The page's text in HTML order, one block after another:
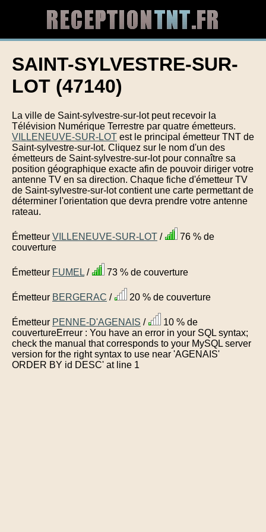
SAINT-SYLVESTRE-SUR-
LOT (47140)
La ville de Saint-sylvestre-sur-lot peut recevoir la
Télévision Numérique Terrestre par quatre émetteurs.
VILLENEUVE-SUR-LOT est le principal émetteur TNT de
Saint-sylvestre-sur-lot. Cliquez sur le nom d'un des
émetteurs de Saint-sylvestre-sur-lot pour connaître sa
position géographique exacte afin de pouvoir diriger votre
antenne TV en sa direction. Chaque fiche d'émetteur TV
de Saint-sylvestre-sur-lot contient une carte permettant de
déterminer l'orientation que devra prendre votre antenne
rateau.
Émetteur VILLENEUVE-SUR-LOT /
76 % de
couverture
Émetteur FUMEL / 73 % de couverture
Émetteur BERGERAC / 20 % de couverture
Émetteur PENNE-D'AGENAIS /
10 % de
couvertureErreur : You have an error in your SQL syntax;
check the manual that corresponds to your MySQL server
version for the right syntax to use near 'AGENAIS'
ORDER BY id DESC' at line 1